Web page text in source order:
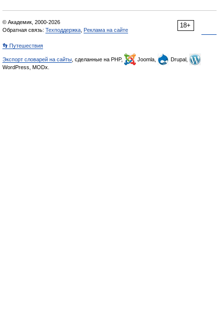
18+
© Академик, 2000-2026
Обратная связь: Техподдержка Реклама на сайте
👣 Путешествия
Экспорт словарей на сайты , сделанные на PHP, Joomla,
Drupal,
WordPress, MODx.